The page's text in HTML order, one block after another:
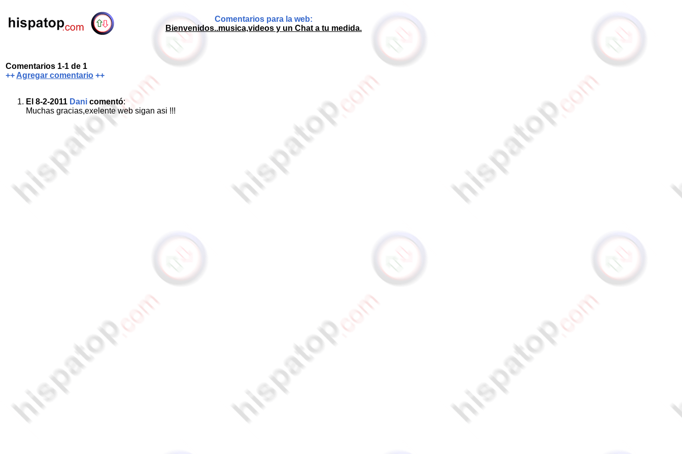
Comentarios para la web:
Bienvenidos..musica,videos y un Chat a tu medida.
Comentarios 1-1 de 1
++ Agregar comentario ++
El 8-2-2011 Dani comentó:
Muchas gracias,exelente web sigan asi !!!